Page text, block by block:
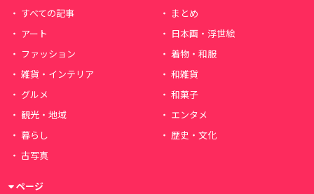
すべての記事
まとめ
アート
日本画・浮世絵
ファッション
着物・和服
雑貨・インテリア
和雑貨
グルメ
和菓子
観光・地域
エンタメ
暮らし
歴史・文化
古写真
ページ